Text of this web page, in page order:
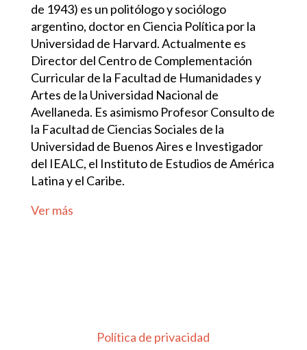
de 1943) es un politólogo y sociólogo
argentino, doctor en Ciencia Política por la
Universidad de Harvard. Actualmente es
Director del Centro de Complementación
Curricular de la Facultad de Humanidades y
Artes de la Universidad Nacional de
Avellaneda. Es asimismo Profesor Consulto de
la Facultad de Ciencias Sociales de la
Universidad de Buenos Aires e Investigador
del IEALC, el Instituto de Estudios de América
Latina y el Caribe.
Ver más
Política de privacidad